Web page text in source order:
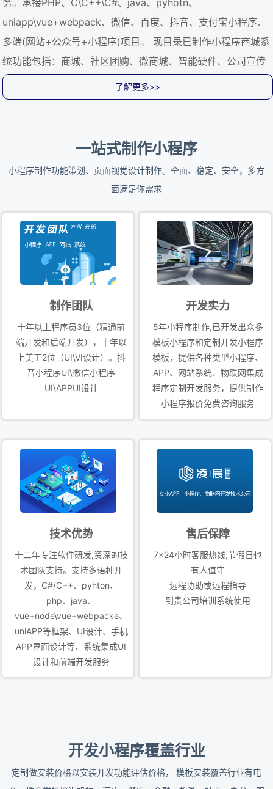
uniapp\vue+webpack、微信、百度、抖音、支付宝小程序、
多端(网站+公众号+小程序)项目。 现目录已制作小程序商城系
统功能包括：商城、社区团购、微商城、智能硬件、公司宣传
小程序、餐饮酒店、旅游住宿、二手交易、商场店铺小程序、
icon多元服务、直播、短视频、分销、营销、通信、秒杀、拼
课程 实力效率：互联网行业十多年的业务精英抱团组合，重庆
多家运营商支撑，资质齐全，流程规范！做行业内经得起考
验！ 流程规范：各项业务流程标准化、制度化、简单化、流程
客户需求，为各类门户网站、电子商务网站、企业网站等量身
定做网络解决方案，实现高效运营！ 想客户所想：为中小企
业、个人提供服务器维护、安全加固，保证服务器的安全稳定
运行！ 速度快：海量现成模板小程序和模板APP，您可以自行
QQ、线上人工客服+工单管理系统，任何问题都能在第一时间
响应！ 实时服务：专业的服务管理团队，多年服务经验，服务
更专业、更专心、更专注！ 服务区域：重庆主成区（渝中区 、
南岸区 、江北区 、渝北区 、巴南区 、北碚区 、大渡口区 、
九龙坡区 、沙坪坝区 、两江新区 、璧山区 、江津区）；区县
梁区 、梁平区 、武隆区 、城口县 、垫江县 、忠县 、云阳
县 、奉节县 、石柱县 、秀山县） 四川区域…
了解更多>>
一站式制作小程序
小程序制作功能策划、页面视觉设计制作。全面、稳定、安全，多方
面满足你需求
制作团队
十年以上程序员3位（精通前
端开发和后端开发），十年以
上美工2位（UI\VI设计）。抖
音小程序UI\微信小程序
UI\APPUI设计
开发实力
5年小程序制作,已开发出众多
模板小程序和定制开发小程序
模板，提供各种类型小程序、
APP、网站系统、物联网集成
程序定制开发服务，提供制作
小程序报价免费咨询服务
技术优势
十二年专注软件研发,资深的技
术团队支持。支持多语种开
发，C#/C++、pyhton、
php、java、
vue+node\vue+webpacke、
uniAPP等框架、UI设计、手机
APP界面设计等、系统集成UI
设计和前端开发服务
售后保障
7x24小时客服热线,节假日也
有人值守
远程协助或远程指导
到贵公司培训系统使用
开发小程序覆盖行业
定制做安装价格以安装开发功能评估价格， 模板安装覆盖行业有电